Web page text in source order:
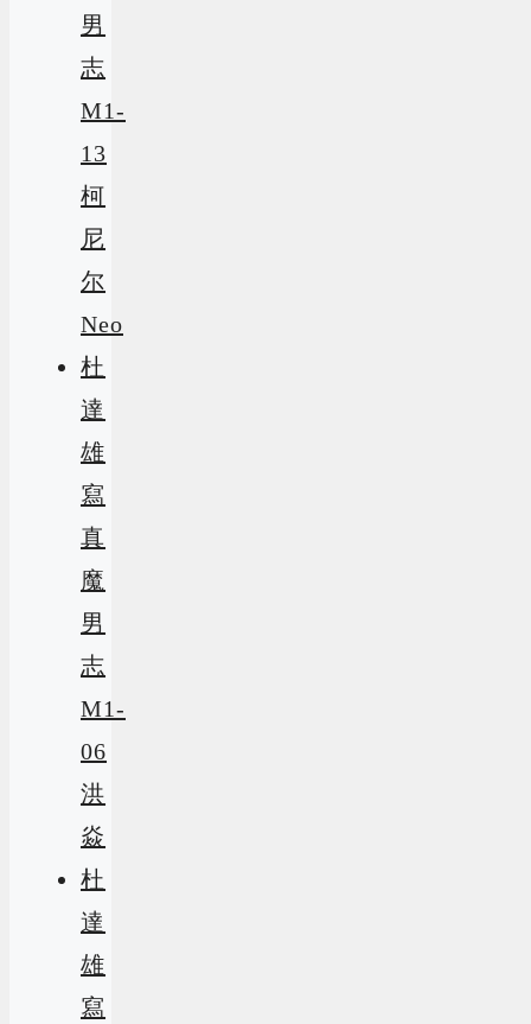
男
志
M1-
13
柯
尼
尔
Neo
杜
達
雄
寫
真
魔
男
志
M1-
06
洪
焱
杜
達
雄
寫